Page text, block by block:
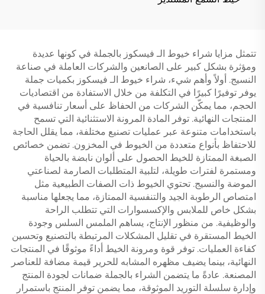
تتمثل مزايا شراء خيوط الـ فيسكوز بالجملة في كونها عديدة
ومؤثرة بشكل كبير على الصانعين والشركات العاملة في صناعة
النسيج. أولاً وأهم شيء، شراء خيوط الـ فيسكوز بكميات جملة
يوفر توفيرًا كبيرًا في التكلفة من خلال الاستفادة من اقتصاديات
الحجم، مما يمكّن الشركات من الحفاظ على أسعار تنافسية في
المنتجات النهائية. توفر المادة المرونة الاستثنائية التي تسمح
باستخدامات متنوعة عبر عمليات تصنيع مختلفة، مما يقلل الحاجة
للاحتفاظ بأنواع متعددة من الخيوط في المخزون. تضمن خصائص
الصبغة الممتازة للخيط الحصول على ألوان نابضة بالحياة
ومستمرة لفترات طويلة، لتلبية المتطلبات الصارمة لصناعتي
الموضة والنسيج. تحتوي الخيوط ذات الصفات الطبيعية مثل
امتصاص الرطوبة الجيد والتنفسية الممتازة، مما يجعلها مناسبة
بشكل خاص للملابس والإكسسوارات التي تتطلب الراحة
والوظيفية. من منظور الإنتاج، يساهم الملمس السلس وجودة
الخيط المستقرة في تقليل المشكلات المرتبطة بالتصنيع وتحسين
كفاءة العمليات. توفر قوة ومرونة الخيط أداءً موثوقًا في المنتجات
النهائية، بينما يضيف مظهره المشابه للحرير قيمة مضافة للعناصر
المصنعة. عادةً ما يتضمن الشراء بالجملة ضمانات لجودة المنتج
وإدارة سلسلة التوريد الموثوقة، مما يضمن توفر المنتج باستمرار